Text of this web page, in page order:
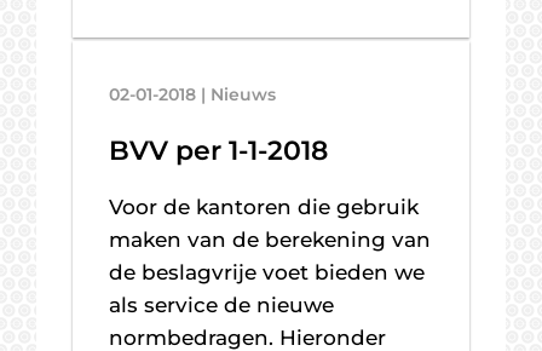
02-01-2018 | Nieuws
BVV per 1-1-2018
Voor de kantoren die gebruik
maken van de berekening van
de beslagvrije voet bieden we
als service de nieuwe
normbedragen. Hieronder